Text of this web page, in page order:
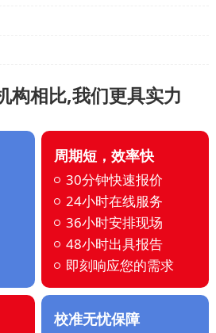
构相比,我们更具实力
周期短，效率快
30分钟快速报价
24小时在线服务
36小时安排现场
48小时出具报告
即刻响应您的需求
校准无忧保障